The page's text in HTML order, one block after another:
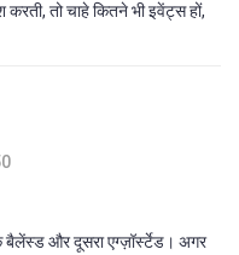
तो चाहे कितने भी इवेंट्स हों,
बैलेंस्ड और दूसरा एग्ज़ॉर्स्टेड। अगर